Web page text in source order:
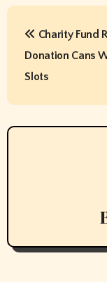
P
t
n
g
Charity Fund
Donation Cans
Slots